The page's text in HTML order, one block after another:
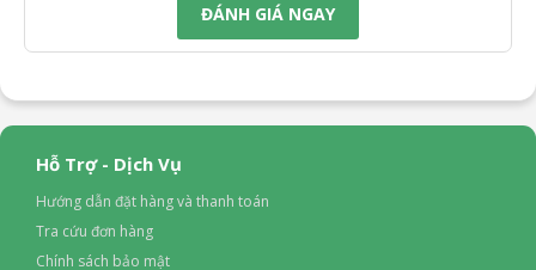
ĐÁNH GIÁ NGAY
Hỗ Trợ - Dịch Vụ
Hướng dẫn đặt hàng và thanh toán
Tra cứu đơn hàng
Chính sách bảo mật